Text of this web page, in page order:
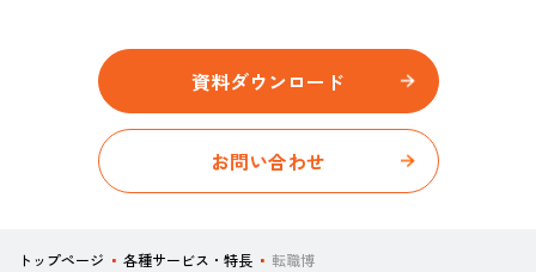
資料ダウンロード​
お問い合わせ
トップページ 各種サービス・特長 転職博